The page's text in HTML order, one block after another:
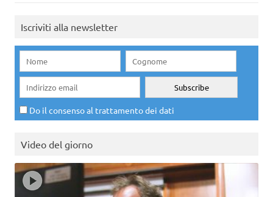
Iscriviti alla newsletter
Do il consenso al trattamento dei dati
Video del giorno